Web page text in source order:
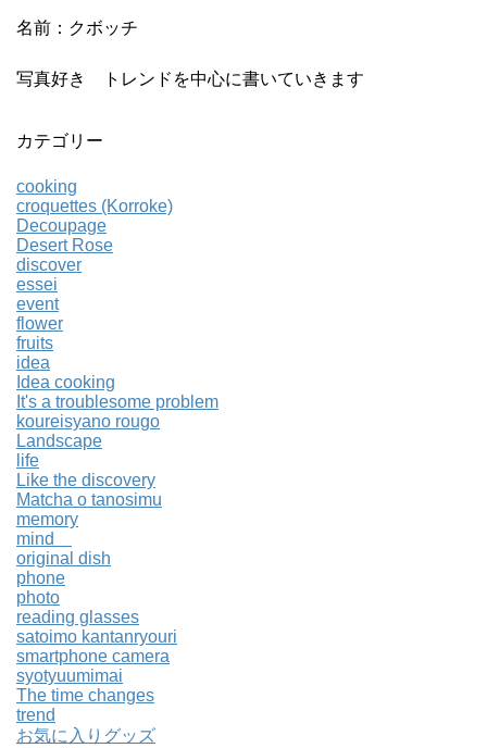
名前：クボッチ
写真好き トレンドを中心に書いていきます
カテゴリー
cooking
croquettes (Korroke)
Decoupage
Desert Rose
discover
essei
event
flower
fruits
idea
Idea cooking
It's a troublesome problem
koureisyano rougo
Landscape
life
Like the discovery
Matcha o tanosimu
memory
mind
original dish
phone
photo
reading glasses
satoimo kantanryouri
smartphone camera
syotyuumimai
The time changes
trend
お気に入りグッズ